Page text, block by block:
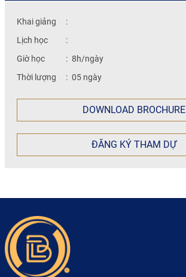
Khai giảng
:
Lịch học
:
Giờ học
: 8h/ngày
Thời lượng
: 05 ngày
DOWNLOAD BROCHURE
ĐĂNG KÝ THAM DỰ